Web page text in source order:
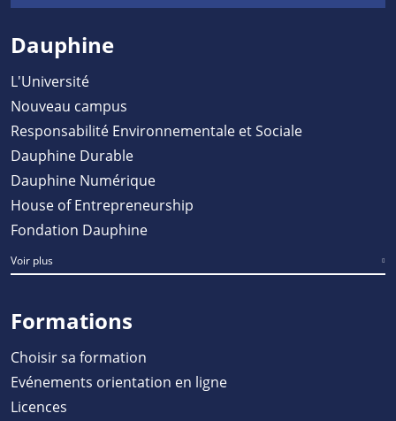
Dauphine
L'Université
Nouveau campus
Responsabilité Environnementale et Sociale
Dauphine Durable
Dauphine Numérique
House of Entrepreneurship
Fondation Dauphine
Voir plus
Formations
Choisir sa formation
Evénements orientation en ligne
Licences